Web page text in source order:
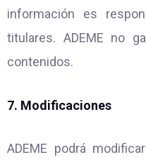
información es
titulares. ADEME no
contenidos.
7. Modificaciones
ADEME podrá